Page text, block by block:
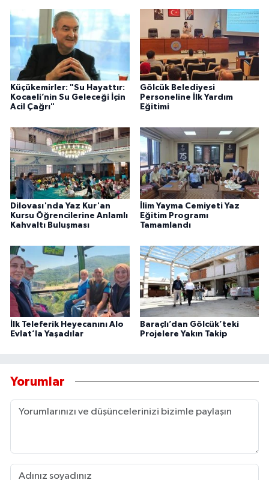
Küçükemirler: "Su Hayattır:
Kocaeli’nin Su Geleceği İçin
Acil Çağrı"
Gölcük Belediyesi
Personeline İlk Yardım
Eğitimi
Dilovası'nda Yaz Kur'an
Kursu Öğrencilerine Anlamlı
Kahvaltı Buluşması
İlim Yayma Cemiyeti Yaz
Eğitim Programı
Tamamlandı
İlk Teleferik Heyecanını Alo
Evlat’la Yaşadılar
Baraçlı’dan Gölcük’teki
Projelere Yakın Takip
Yorumlar